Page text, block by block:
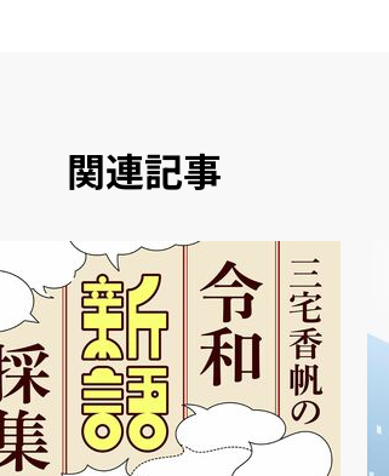
関連記事